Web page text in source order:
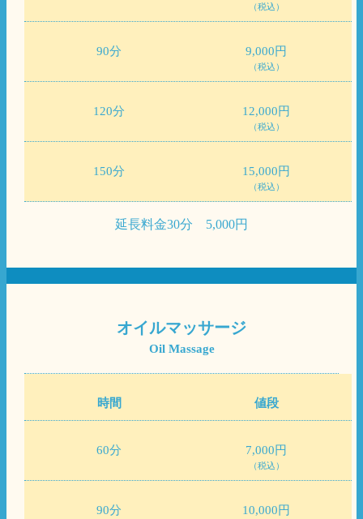
（税込）
90分 9,000円
（税込）
120分 12,000円
（税込）
150分 15,000円
（税込）
延長料金30分 5,000円
オイルマッサージ
Oil Massage
時間 値段
60分 7,000円
（税込）
90分 10,000円